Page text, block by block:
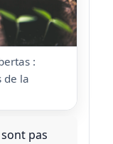
:
de la
pas